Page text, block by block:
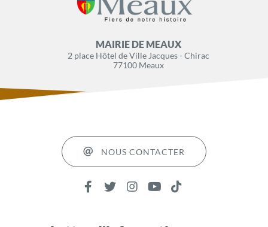
MAIRIE DE MEAUX
2 place Hôtel de Ville Jacques - Chirac
77100 Meaux
NOUS CONTACTER